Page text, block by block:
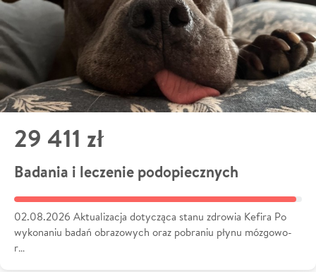
29 411 zł
Badania i leczenie podopiecznych
02.08.2026 Aktualizacja dotycząca stanu zdrowia Kefira Po
wykonaniu badań obrazowych oraz pobraniu płynu mózgowo-
r…